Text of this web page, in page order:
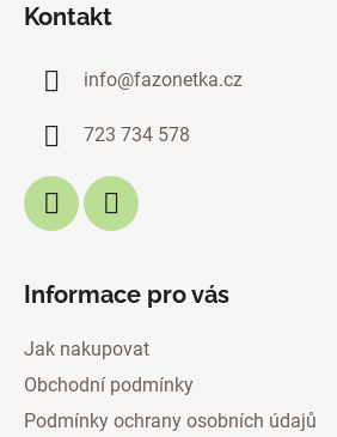
Kontakt
info@fazonetka.cz
723 734 578
Informace pro vás
Jak nakupovat
Obchodní podmínky
Podmínky ochrany osobních údajů